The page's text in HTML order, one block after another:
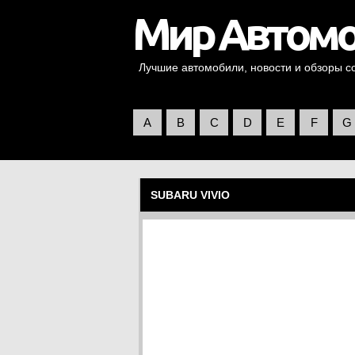
Лучшие автомобили, новости и обзоры
A B C D E F G
SUBARU VIVIO